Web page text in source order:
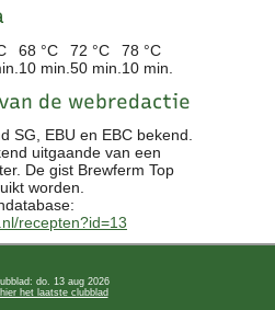
68 °C 72 °C
78 °C
10 min. 50 min. 10 min.
de webredactie
SG, EBU en EBC bekend.
uitgaande van een
De gist Brewferm Top
worden.
recepten?id=13
do. 13 aug 2026
het laatste clubblad